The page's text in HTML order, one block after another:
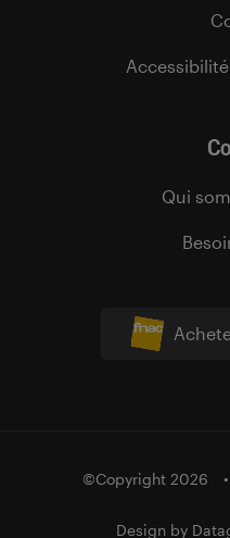
Qui
©Copyright 2026
Design by